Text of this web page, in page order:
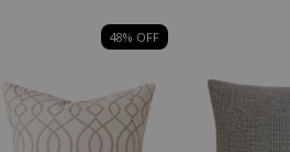
48% OFF